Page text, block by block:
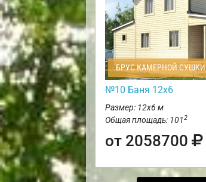
БРУС КАМЕРНОЙ СУШКИ
№10 Баня 12х6
Размер: 12х6 м
Общая площадь: 1012
от 2058700